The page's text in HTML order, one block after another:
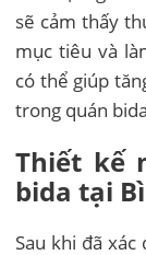
sẽ cảm thấy
mục tiêu và
có thể giúp
trong quán
Thiết kế
bida tại
Sau khi đã